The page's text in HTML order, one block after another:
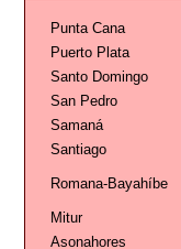
Punta Cana
Puerto Plata
Santo Domingo
San Pedro
Samaná
Santiago
Romana-Bayahíbe
Mitur
Asonahores